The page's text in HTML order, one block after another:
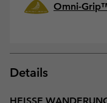
Omni-
Details